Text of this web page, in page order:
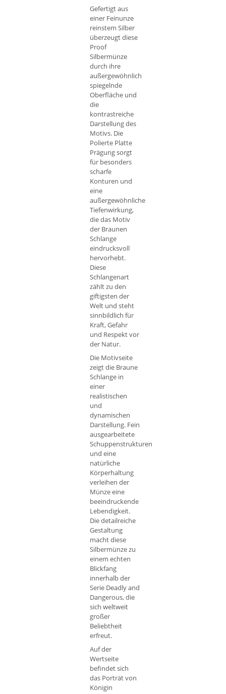
Gefertigt aus
einer Feinunze
reinstem Silber
überzeugt diese
Proof
Silbermünze
durch ihre
außergewöhnlich
spiegelnde
Oberfläche und
die
kontrastreiche
Darstellung des
Motivs. Die
Polierte Platte
Prägung sorgt
für besonders
scharfe
Konturen und
eine
außergewöhnliche
Tiefenwirkung,
die das Motiv
der Braunen
Schlange
eindrucksvoll
hervorhebt.
Diese
Schlangenart
zählt zu den
giftigsten der
Welt und steht
sinnbildlich für
Kraft, Gefahr
und Respekt vor
der Natur.
Die Motivseite
zeigt die Braune
Schlange in
einer
realistischen
und
dynamischen
Darstellung. Fein
ausgearbeitete
Schuppenstrukturen
und eine
natürliche
Körperhaltung
verleihen der
Münze eine
beeindruckende
Lebendigkeit.
Die detailreiche
Gestaltung
macht diese
Silbermünze zu
einem echten
Blickfang
innerhalb der
Serie Deadly and
Dangerous, die
sich weltweit
großer
Beliebtheit
erfreut.
Auf der
Wertseite
befindet sich
das Porträt von
Königin